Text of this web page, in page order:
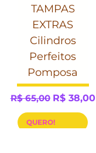
TAMPAS
EXTRAS
Cilindros
Perfeitos
Pomposa
Preço normal
R$ 65,00 Preço
R$ 38,00
QUERO!